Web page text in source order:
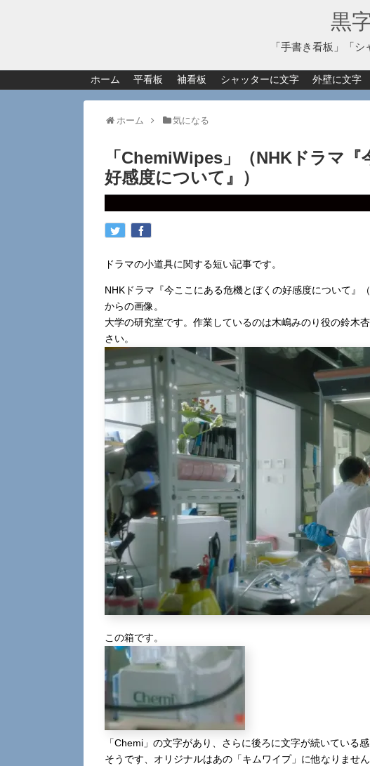
黒
「手書き看板」「
ホーム 平看板 袖看板 シャッターに文字 外壁に文字
ホーム 気になる
「ChemiWipes」（NHKドラマ
好感度について』）
ドラマの小道具に関する短い記事です。
NHKドラマ『今ここにある危機とぼくの好感度について』
からの画像。
大学の研究室です。作業しているのは木嶋みのり役の鈴木
さい。
この箱です。
「Chemi」の文字があり、さらに後ろに文字が続いている感
そうです、オリジナルはあの「キムワイプ」に他なりませ